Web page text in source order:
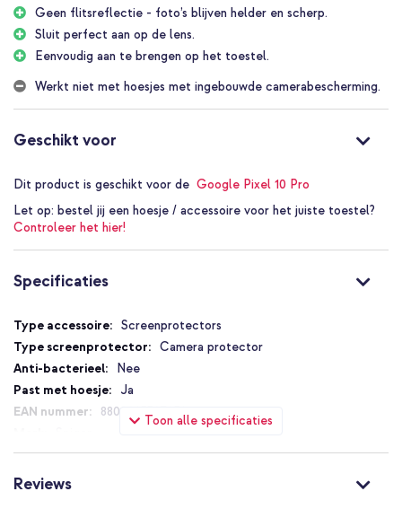
High Alumina Silicate glas: extra sterke en duurzame
bescherming
EZ Fit installatie: eenvoudig en perfect uitgelijnd plaatsen met
tray
Naadloze pasvorm: sluit strak aan op de cameralens
Inclusief 1 jaar garantie
Fit Lens Protector - Cameralens bescherming (2-pack).
Geen flitsreflectie - foto’s blijven helder en scherp.
Sluit perfect aan op de lens.
Eenvoudig aan te brengen op het toestel.
Werkt niet met hoesjes met ingebouwde camerabescherming.
Geschikt voor
Dit product is geschikt voor de Google Pixel 10 Pro
Let op: bestel jij een hoesje / accessoire voor het juiste toestel?
Controleer het hier!
Specificaties
Toon alle specificaties
Specificaties
Screenprotectors
Camera protector
Nee
Ja
8800283307238
AGL09662
Reviews